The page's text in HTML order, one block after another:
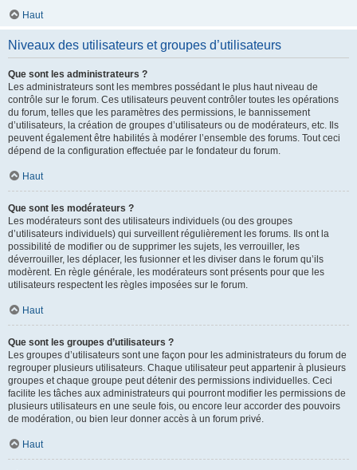
Haut
Niveaux des utilisateurs et groupes d’utilisateurs
Que sont les administrateurs ?
Les administrateurs sont les membres possédant le plus haut niveau de
contrôle sur le forum. Ces utilisateurs peuvent contrôler toutes les opérations
du forum, telles que les paramètres des permissions, le bannissement
d’utilisateurs, la création de groupes d’utilisateurs ou de modérateurs, etc. Ils
peuvent également être habilités à modérer l’ensemble des forums. Tout ceci
dépend de la configuration effectuée par le fondateur du forum.
Haut
Que sont les modérateurs ?
Les modérateurs sont des utilisateurs individuels (ou des groupes
d’utilisateurs individuels) qui surveillent régulièrement les forums. Ils ont la
possibilité de modifier ou de supprimer les sujets, les verrouiller, les
déverrouiller, les déplacer, les fusionner et les diviser dans le forum qu’ils
modèrent. En règle générale, les modérateurs sont présents pour que les
utilisateurs respectent les règles imposées sur le forum.
Haut
Que sont les groupes d’utilisateurs ?
Les groupes d’utilisateurs sont une façon pour les administrateurs du forum de
regrouper plusieurs utilisateurs. Chaque utilisateur peut appartenir à plusieurs
groupes et chaque groupe peut détenir des permissions individuelles. Ceci
facilite les tâches aux administrateurs qui pourront modifier les permissions de
plusieurs utilisateurs en une seule fois, ou encore leur accorder des pouvoirs
de modération, ou bien leur donner accès à un forum privé.
Haut